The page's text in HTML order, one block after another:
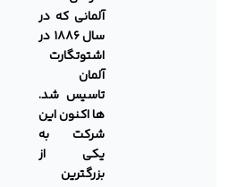
آلمانی که در
سال ۱۸۸۶ در
اشتوتگارت
آلمان
تاسیس شد.
ها اکنون این
شرکت به
یکی از
بزرگترین